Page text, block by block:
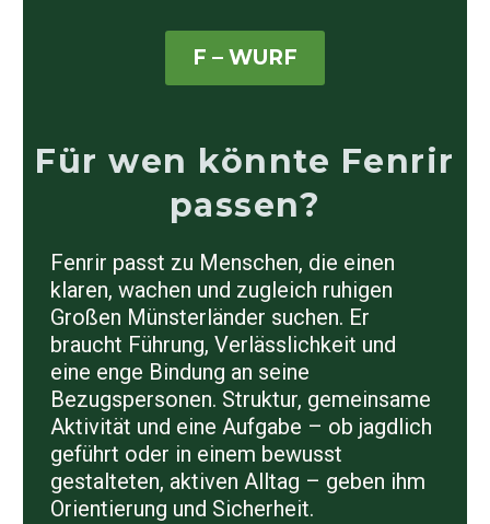
F – WURF
Für wen könnte Fenrir
passen?
Fenrir passt zu Menschen, die einen
klaren, wachen und zugleich ruhigen
Großen Münsterländer suchen. Er
braucht Führung, Verlässlichkeit und
eine enge Bindung an seine
Bezugspersonen. Struktur, gemeinsame
Aktivität und eine Aufgabe – ob jagdlich
geführt oder in einem bewusst
gestalteten, aktiven Alltag – geben ihm
Orientierung und Sicherheit.